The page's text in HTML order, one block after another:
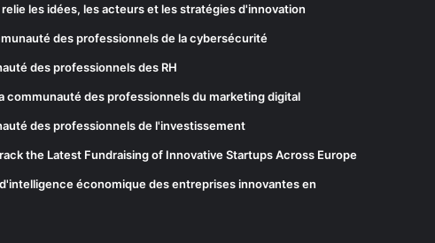
relie les idées, les acteurs et les stratégies d'innovation
des professionnels de la cybersécurité
des professionnels des RH
communauté des professionnels du marketing digital
des professionnels de l'investissement
the Latest Fundraising of Innovative Startups Across Europe
d'intelligence économique des entreprises innovantes en